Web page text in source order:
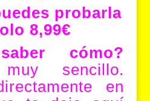
probarla
8,99€
cómo?
sencillo.
en